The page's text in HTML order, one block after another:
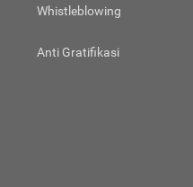
Whistleblowing
Anti Gratifikasi